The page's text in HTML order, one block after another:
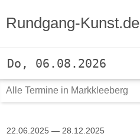
Rundgang-Kunst.de
Do, 06.08.2026
Alle Termine in Markkleeberg
22.06.2025 — 28.12.2025